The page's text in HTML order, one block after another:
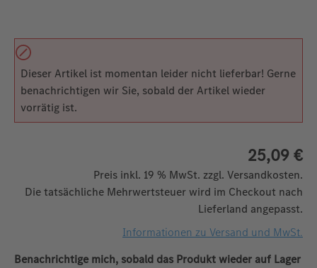
Dieser Artikel ist momentan leider nicht lieferbar! Gerne
benachrichtigen wir Sie, sobald der Artikel wieder
vorrätig ist.
25,09 €
Preis inkl. 19 % MwSt. zzgl. Versandkosten.
Die tatsächliche Mehrwertsteuer wird im Checkout nach
Lieferland angepasst.
Informationen zu Versand und MwSt.
Benachrichtige mich, sobald das Produkt wieder auf Lager